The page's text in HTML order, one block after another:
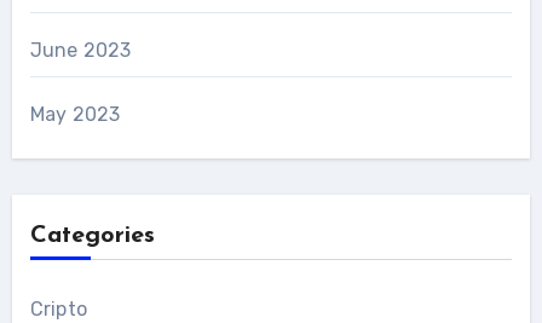
June 2023
May 2023
Categories
Cripto